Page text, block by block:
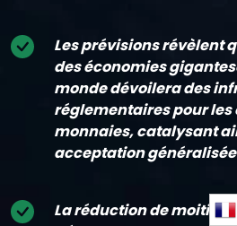
Les prévisions révèlent
des économies
monde dévoilera des
réglementaires pour
monnaies, catalysant
acceptation généralisée
La réduction de moitié